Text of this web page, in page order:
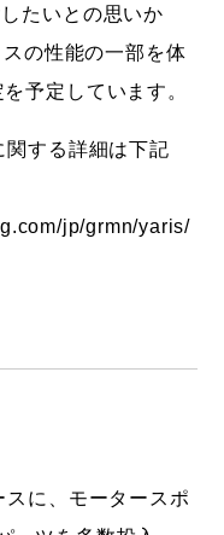
たいとの思いか
の性能の一部を体
予定しています。
する詳細は下記
jp/grmn/yaris/
に、モータースポ